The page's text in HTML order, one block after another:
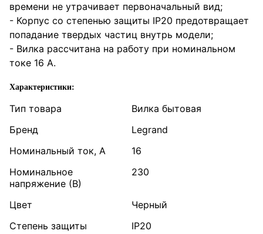
времени не утрачивает первоначальный вид;
- Корпус со степенью защиты IP20 предотвращает
попадание твердых частиц внутрь модели;
- Вилка рассчитана на работу при номинальном
токе 16 А.
Характеристики:
Тип товара
Вилка бытовая
Бренд
Legrand
Номинальный ток, А
16
Номинальное
напряжение (В)
230
Цвет
Черный
Степень защиты
IP20